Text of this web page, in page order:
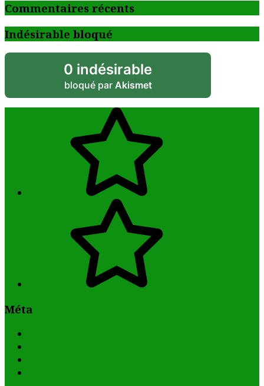
Commentaires récents
Indésirable bloqué
0 indésirable
bloqué par Akismet
Méta